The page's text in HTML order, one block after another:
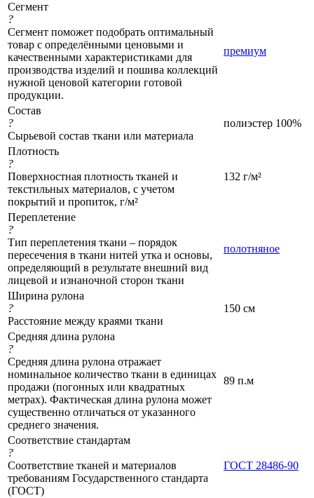
Сегмент
?
Сегмент поможет подобрать оптимальный
товар с определёнными ценовыми и
качественными характеристиками для
производства изделий и пошива коллекций
нужной ценовой категории готовой
продукции.
премиум
Состав
?
Сырьевой состав ткани или материала
полиэстер 100%
Плотность
?
Поверхностная плотность тканей и
текстильных материалов, с учетом
покрытий и пропиток, г/м²
132 г/м²
Переплетение
?
Тип переплетения ткани – порядок
пересечения в ткани нитей утка и основы,
определяющий в результате внешний вид
лицевой и изнаночной сторон ткани
полотняное
Ширина рулона
?
Расстояние между краями ткани
150 см
Средняя длина рулона
?
Средняя длина рулона отражает
номинальное количество ткани в единицах
продажи (погонных или квадратных
метрах). Фактическая длина рулона может
существенно отличаться от указанного
среднего значения.
89 п.м
Соответствие стандартам
?
Соответствие тканей и материалов
требованиям Государственного стандарта
(ГОСТ)
ГОСТ 28486-90